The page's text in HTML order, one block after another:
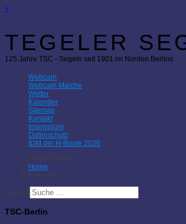
×
TEGELER
125 Jahre TSC - Segeln seit 1901 im Norden Berlins
Webcam
Webcam Malche
Wetter
Kalender
Sitemap
Kontakt
Impressum
Datenschutz
IDM der H-Boote 2026
Aktuelle Seite:
Home
Kalender
Suchen
TSC-Berlin